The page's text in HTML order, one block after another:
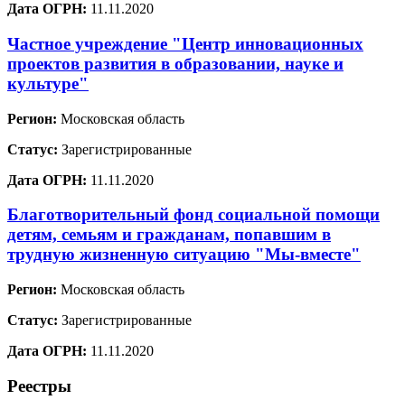
Дата ОГРН: 11.11.2020
Частное учреждение "Центр инновационных
проектов развития в образовании, науке и
культуре"
Регион: Московская область
Статус: Зарегистрированные
Дата ОГРН: 11.11.2020
Благотворительный фонд социальной помощи
детям, семьям и гражданам, попавшим в
трудную жизненную ситуацию "Мы-вместе"
Регион: Московская область
Статус: Зарегистрированные
Дата ОГРН: 11.11.2020
Реестры